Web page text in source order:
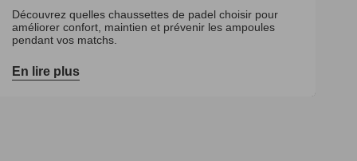
Découvrez quelles chaussettes de padel choisir pour
améliorer confort, maintien et prévenir les ampoules
pendant vos matchs.
En lire plus